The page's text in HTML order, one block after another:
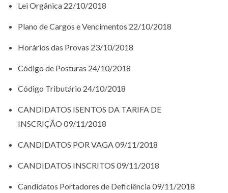
Lei Orgânica 22/10/2018
Plano de Cargos e Vencimentos 22/10/2018
Horários das Provas 23/10/2018
Código de Posturas 24/10/2018
Código Tributário 24/10/2018
CANDIDATOS ISENTOS DA TARIFA DE
INSCRIÇÃO 09/11/2018
CANDIDATOS POR VAGA 09/11/2018
CANDIDATOS INSCRITOS 09/11/2018
Candidatos Portadores de Deficiência 09/11/2018